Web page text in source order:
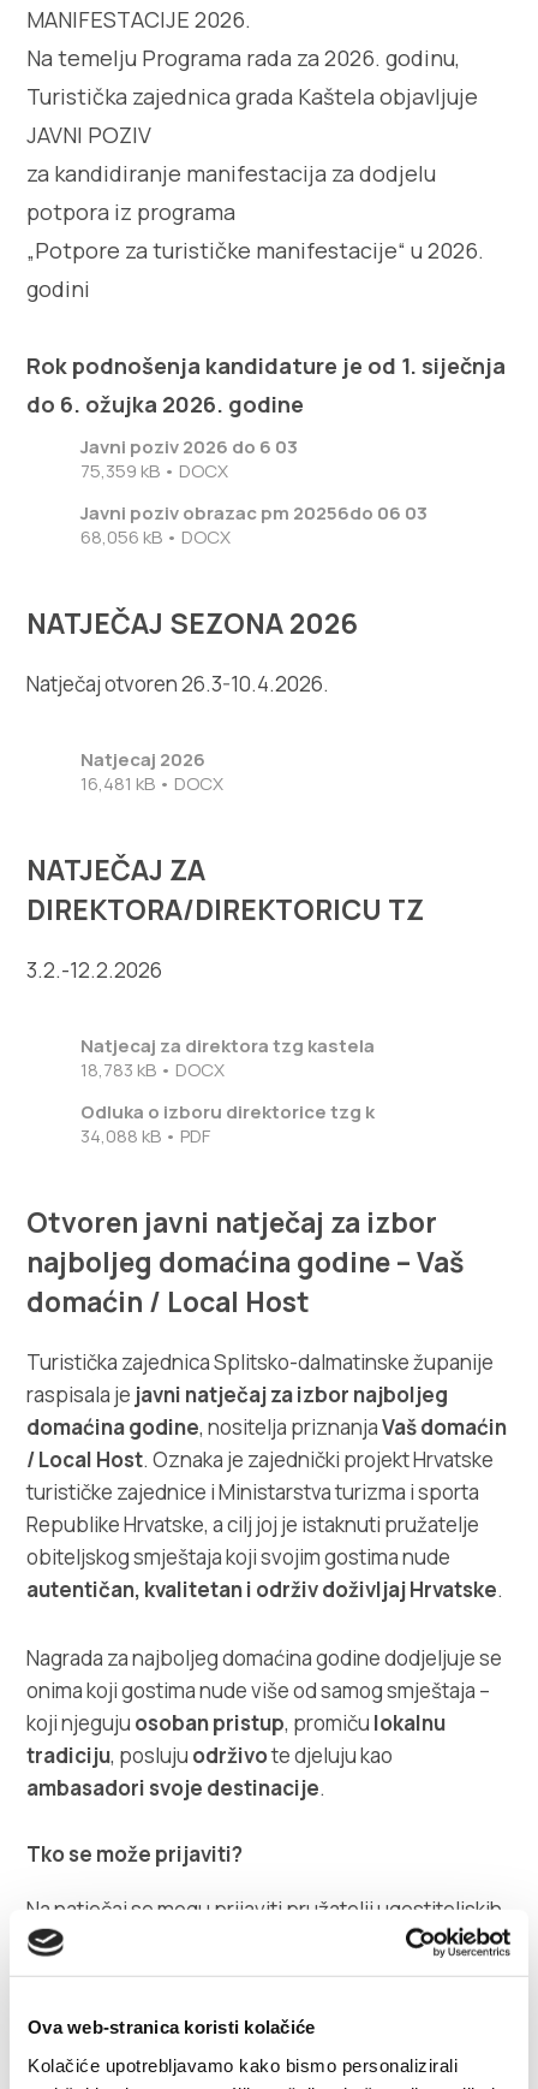
Ova web-stranica koristi kolačiće
Kolačiće upotrebljavamo kako bismo personalizirali
MANIFESTACIJE 2026.
Na temelju Programa rada za 2026. godinu,
Turistička zajednica grada Kaštela objavljuje
JAVNI POZIV
za kandidiranje manifestacija za dodjelu
potpora iz programa
„Potpore za turističke manifestacije“ u 2026.
godini
Rok podnošenja kandidature je od 1. siječnja
do 6. ožujka 2026. godine
Javni poziv 2026 do 6 03
75,359 kB • DOCX
Javni poziv obrazac pm 20256do 06 03
68,056 kB • DOCX
NATJEČAJ SEZONA 2026
Natječaj otvoren 26.3-10.4.2026.
Natjecaj 2026
16,481 kB • DOCX
NATJEČAJ ZA
DIREKTORA/DIREKTORICU TZ
3.2.-12.2.2026
Natjecaj za direktora tzg kastela
18,783 kB • DOCX
Odluka o izboru direktorice tzg k
34,088 kB • PDF
Otvoren javni natječaj za izbor
najboljeg domaćina godine – Vaš
domaćin / Local Host
Turistička zajednica Splitsko-dalmatinske županije
raspisala je javni natječaj za izbor najboljeg
domaćina godine, nositelja priznanjaVaš domaćin
/ Local Host. Oznaka je zajednički projekt Hrvatske
turističke zajednice i Ministarstva turizma i sporta
Republike Hrvatske, a cilj joj je istaknuti pružatelje
obiteljskog smještaja koji svojim gostima nude
autentičan, kvalitetan i održiv doživljaj Hrvatske.
Nagrada za najboljeg domaćina godine dodjeljuje se
onima koji gostima nude više od samog smještaja –
koji njeguju osoban pristup, promiču lokalnu
tradiciju, posluju održivote djeluju kao
ambasadori svoje destinacije.
Tko se može prijaviti?
Na natječaj se mogu prijaviti pružatelji ugostiteljskih
usluga u domaćinstvu sa statusom domaćina koji:
već posjeduju oznaku Vaš domaćin / Local
Host